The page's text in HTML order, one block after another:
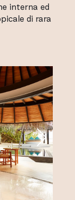
interna ed
di rara